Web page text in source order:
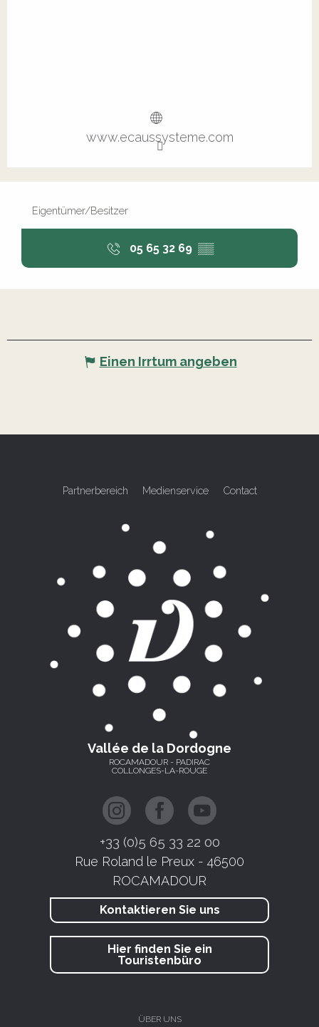
www.ecaussysteme.com
Eigentümer/Besitzer
05 65 32 69 ▒▒
Einen Irrtum angeben
Partnerbereich Medienservice Contact
Vallée de la Dordogne
ROCAMADOUR - PADIRAC
COLLONGES-LA-ROUGE
+33 (0)5 65 33 22 00
Rue Roland le Preux - 46500
ROCAMADOUR
Kontaktieren Sie uns
Hier finden Sie ein
Touristenbüro
ÜBER UNS